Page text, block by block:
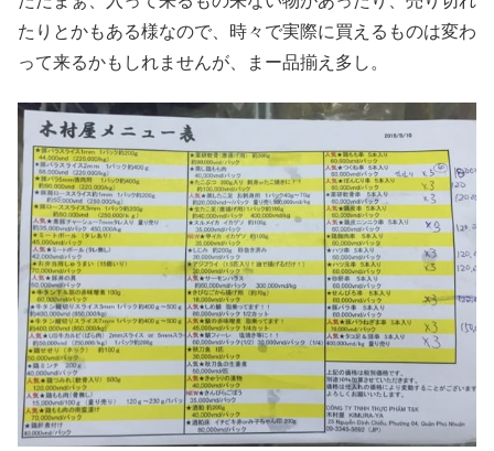
たりとかもある様なので、時々で実際に買えるものは変わ
って来るかもしれませんが、まー品揃え多し。